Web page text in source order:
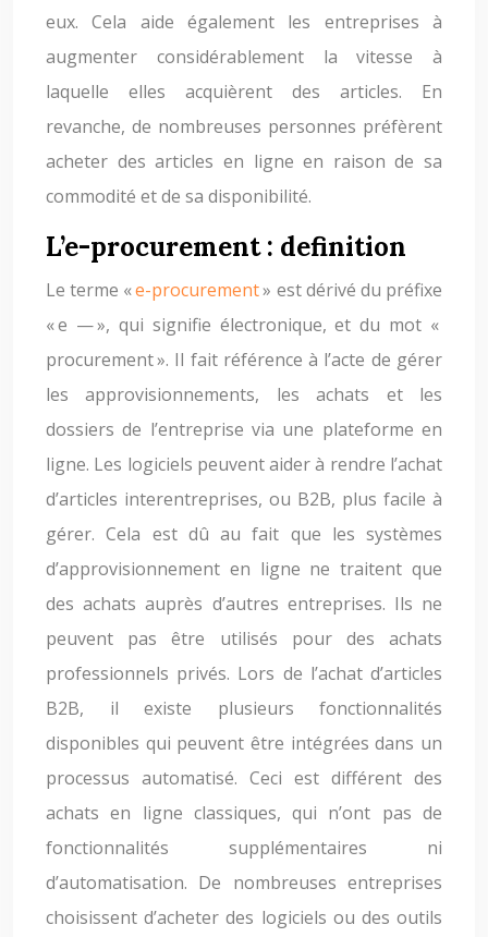
eux. Cela aide également les entreprises à
augmenter considérablement la vitesse à
laquelle elles acquièrent des articles. En
revanche, de nombreuses personnes préfèrent
acheter des articles en ligne en raison de sa
commodité et de sa disponibilité.
L’e-procurement : definition
Le terme «e-procurement» est dérivé du préfixe
« e — », qui signifie électronique, et du mot «
procurement ». Il fait référence à l’acte de gérer
les approvisionnements, les achats et les
dossiers de l’entreprise via une plateforme en
ligne. Les logiciels peuvent aider à rendre l’achat
d’articles interentreprises, ou B2B, plus facile à
gérer. Cela est dû au fait que les systèmes
d’approvisionnement en ligne ne traitent que
des achats auprès d’autres entreprises. Ils ne
peuvent pas être utilisés pour des achats
professionnels privés. Lors de l’achat d’articles
B2B, il existe plusieurs fonctionnalités
disponibles qui peuvent être intégrées dans un
processus automatisé. Ceci est différent des
achats en ligne classiques, qui n’ont pas de
fonctionnalités supplémentaires ni
d’automatisation. De nombreuses entreprises
choisissent d’acheter des logiciels ou des outils